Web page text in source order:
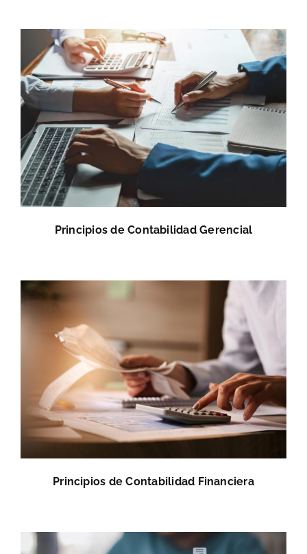
Principios de Contabilidad Gerencial
Principios de Contabilidad Financiera